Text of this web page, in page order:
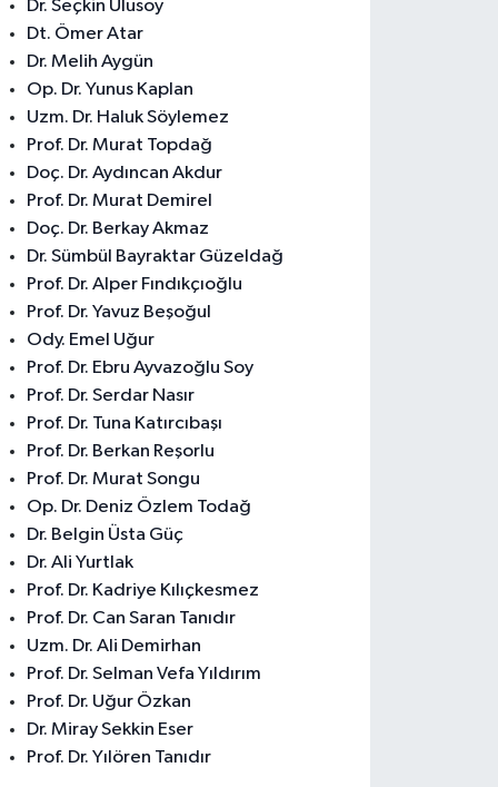
Yenimahalle Eczanesi
0 (324) 239 32 72 Yol Tarifi Al
Dr. Seçkin Ulusoy
Dt. Ömer Atar
Dr. Melih Aygün
Op. Dr. Yunus Kaplan
Uzm. Dr. Haluk Söylemez
Prof. Dr. Murat Topdağ
Doç. Dr. Aydıncan Akdur
Prof. Dr. Murat Demirel
Doç. Dr. Berkay Akmaz
Dr. Sümbül Bayraktar Güzeldağ
Prof. Dr. Alper Fındıkçıoğlu
Prof. Dr. Yavuz Beşoğul
Ody. Emel Uğur
Prof. Dr. Ebru Ayvazoğlu Soy
Prof. Dr. Serdar Nasır
Prof. Dr. Tuna Katırcıbaşı
Prof. Dr. Berkan Reşorlu
Prof. Dr. Murat Songu
Op. Dr. Deniz Özlem Todağ
Dr. Belgin Üsta Güç
Dr. Ali Yurtlak
Prof. Dr. Kadriye Kılıçkesmez
Prof. Dr. Can Saran Tanıdır
Uzm. Dr. Ali Demirhan
Prof. Dr. Selman Vefa Yıldırım
Prof. Dr. Uğur Özkan
Dr. Miray Sekkin Eser
Prof. Dr. Yılören Tanıdır